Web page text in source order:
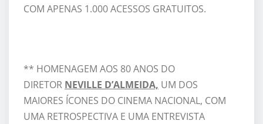
COM APENAS 1.000 ACESSOS GRATUITOS.
** HOMENAGEM AOS 80 ANOS DO
DIRETOR NEVILLE D’ALMEIDA, UM DOS
MAIORES ÍCONES DO CINEMA NACIONAL, COM
UMA RETROSPECTIVA E UMA ENTREVISTA